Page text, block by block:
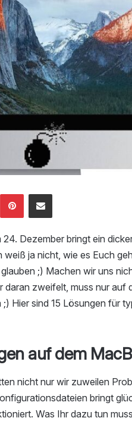
Dezember bringt ein
ja nicht, wie es Euch
;) Machen wir uns
zweifelt, muss nur auf
Hier sind 15 Lösungen für
auf dem
nicht nur wir zuweilen
bringt
Was Ihr dazu tun